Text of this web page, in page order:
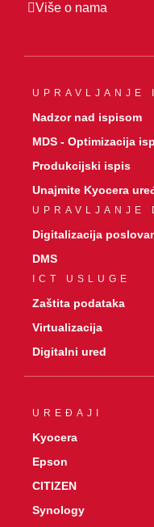
Više o nama
UPRAVLJANJE
Nadzor nad ispisom
MDS - Optimizacija
Produkcijski ispis
Unajmite Kyocera
UPRAVLJANJE
Digitalizacija
DMS
ICT USLUGE
Zaštita podataka
Virtualizacija
Digitalni ured
UREĐAJI
Kyocera
Epson
CITIZEN
Synology